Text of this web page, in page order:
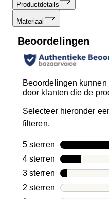
Productdetails
Materiaal
Beoordelingen
Beoordelingen
door klanten die de
Selecteer hieronder
filteren.
5 sterren sterren
4 sterren sterren
3 sterren sterren
2 sterren sterren